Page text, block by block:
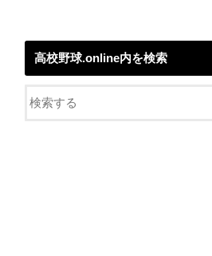
高校野球.online内を検索